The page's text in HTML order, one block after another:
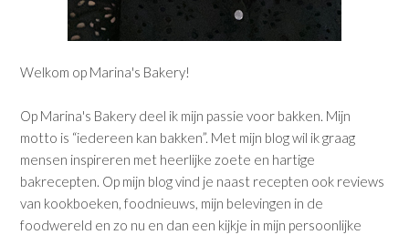
Welkom op Marina's Bakery!
Op Marina's Bakery deel ik mijn passie voor bakken. Mijn
motto is “iedereen kan bakken”. Met mijn blog wil ik graag
mensen inspireren met heerlijke zoete en hartige
bakrecepten. Op mijn blog vind je naast recepten ook reviews
van kookboeken, foodnieuws, mijn belevingen in de
foodwereld en zo nu en dan een kijkje in mijn persoonlijke